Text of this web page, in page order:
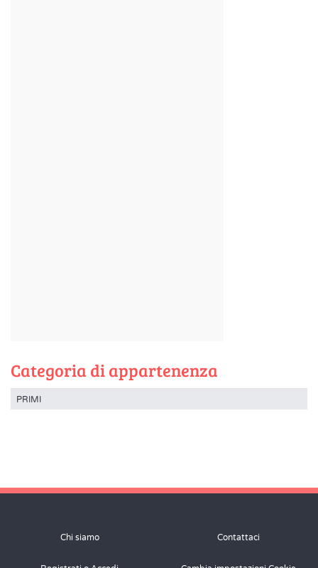
Categoria di appartenenza
PRIMI
Chi siamo Contattaci